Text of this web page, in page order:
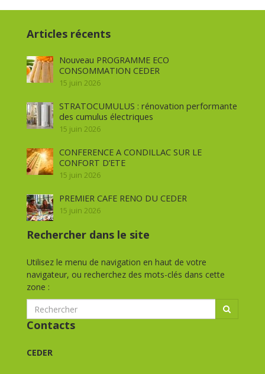
Articles récents
Nouveau PROGRAMME ECO
CONSOMMATION CEDER
15 juin 2026
STRATOCUMULUS : rénovation performante
des cumulus électriques
15 juin 2026
CONFERENCE A CONDILLAC SUR LE
CONFORT D’ETE
15 juin 2026
PREMIER CAFE RENO DU CEDER
15 juin 2026
Rechercher dans le site
Utilisez le menu de navigation en haut de votre
navigateur, ou recherchez des mots-clés dans cette
zone :
Contacts
CEDER